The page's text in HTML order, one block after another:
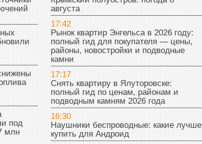
под
млн
августа
17:42
Рынок квартир Энгельса в 2026 году:
полный гид для покупателя — цены,
районы, новостройки и подводные
камни
17:17
Снять квартиру в Ялуторовске:
полный гид по ценам, районам и
подводным камням 2026 года
16:30
Наушники беспроводные: какие лучше
купить для Андроид